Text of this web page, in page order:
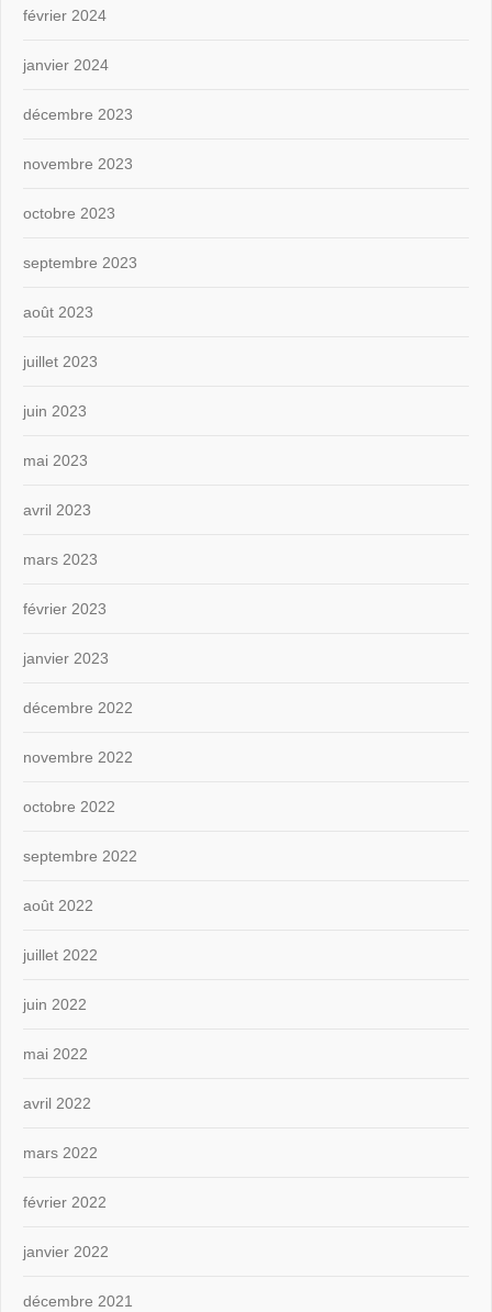
février 2024
janvier 2024
décembre 2023
novembre 2023
octobre 2023
septembre 2023
août 2023
juillet 2023
juin 2023
mai 2023
avril 2023
mars 2023
février 2023
janvier 2023
décembre 2022
novembre 2022
octobre 2022
septembre 2022
août 2022
juillet 2022
juin 2022
mai 2022
avril 2022
mars 2022
février 2022
janvier 2022
décembre 2021